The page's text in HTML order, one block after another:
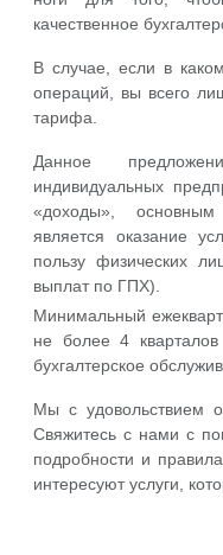
качественное
В случае, если в
операций, вы всего
тарифа.
Данное
индивидуальных
«доходы»,
является оказание
пользу физических
выплат по ГПХ).
Минимальный
не более 4
бухгалтерское
Мы с удовольствием
Свяжитесь с нами с
подробности и
интересуют услуги,